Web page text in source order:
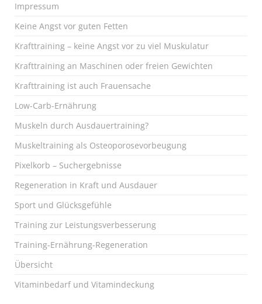
Impressum
Keine Angst vor guten Fetten
Krafttraining – keine Angst vor zu viel Muskulatur
Krafttraining an Maschinen oder freien Gewichten
Krafttraining ist auch Frauensache
Low-Carb-Ernährung
Muskeln durch Ausdauertraining?
Muskeltraining als Osteoporosevorbeugung
Pixelkorb – Suchergebnisse
Regeneration in Kraft und Ausdauer
Sport und Glücksgefühle
Training zur Leistungsverbesserung
Training-Ernährung-Regeneration
Übersicht
Vitaminbedarf und Vitamindeckung